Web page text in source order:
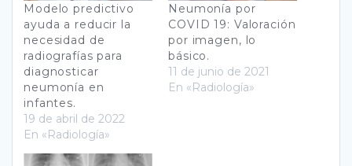
Modelo predictivo
ayuda a reducir la
necesidad de
radiografías para
diagnosticar
neumonía en
infantes.
19 de abril de 2022
En «Radiología»
Neumonía por
COVID 19: Valoración
por imagen, lo
básico.
11 de junio de 2021
En «Radiología»